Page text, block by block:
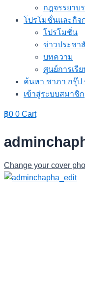
กฎจรรยาบ
โปรโมชั่นและกิจ
โปรโมชั่น
ข่าวประชา
บทความ
ศูนย์การเรีย
ค้นหา ชาภา กรุ๊ป
เข้าสู่ระบบสมาชิก
฿0 0 Cart
Change your cover